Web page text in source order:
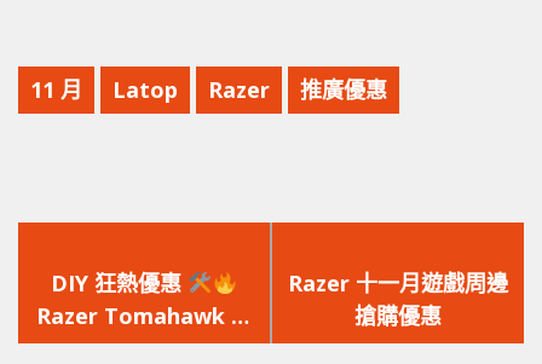
11 月 Latop Razer 推廣優惠
一
篇
文
DIY 狂熱優惠
Razer Tomahawk 機
箱優惠
一
篇
文
Razer 十一月遊戲周邊
搶購優惠